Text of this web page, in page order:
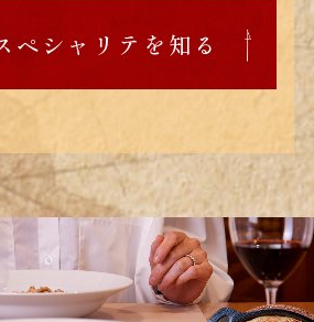
ペシャリテを知る